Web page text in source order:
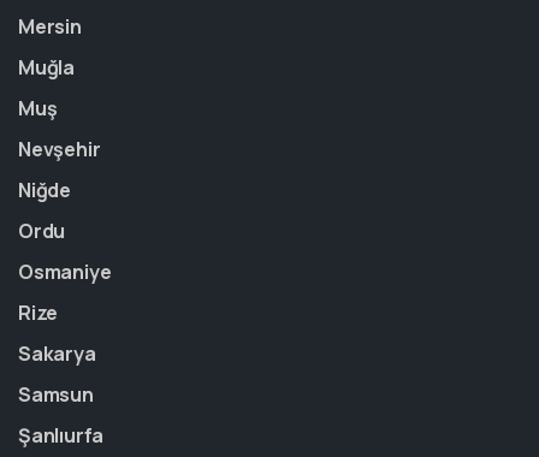
Mersin
Muğla
Muş
Nevşehir
Niğde
Ordu
Osmaniye
Rize
Sakarya
Samsun
Şanlıurfa